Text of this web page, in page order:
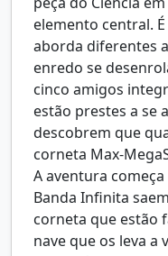
elemento central.
aborda diferentes
enredo se
cinco amigos
estão prestes a se
descobrem que
corneta Max-
A aventura
Banda Infinita
corneta que estão
nave que os leva a